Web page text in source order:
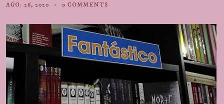
AGO. 26, 2020 0 COMMENTS